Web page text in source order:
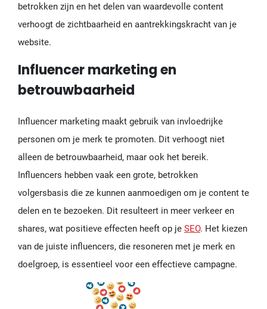
betrokken zijn en het delen van waardevolle content
verhoogt de zichtbaarheid en aantrekkingskracht van je
website.
Influencer marketing en
betrouwbaarheid
Influencer marketing maakt gebruik van invloedrijke
personen om je merk te promoten. Dit verhoogt niet
alleen de betrouwbaarheid, maar ook het bereik.
Influencers hebben vaak een grote, betrokken
volgersbasis die ze kunnen aanmoedigen om je content te
delen en te bezoeken. Dit resulteert in meer verkeer en
shares, wat positieve effecten heeft op je SEO. Het kiezen
van de juiste influencers, die resoneren met je merk en
doelgroep, is essentieel voor een effectieve campagne.